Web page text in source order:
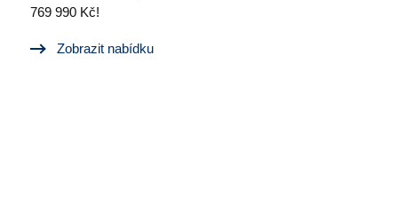
769 990 Kč!
Zobrazit nabídku